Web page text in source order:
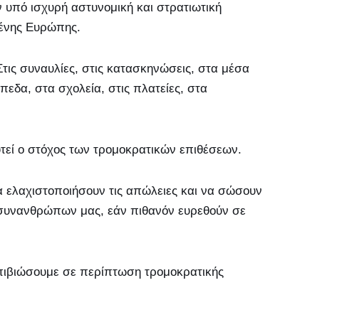
ισχυρή αστυνομική και στρατιωτική
Ευρώπης.
συναυλίες, στις κατασκηνώσεις, στα μέσα
στα σχολεία, στις πλατείες, στα
ο στόχος των τρομοκρατικών επιθέσεων.
τις απώλειες και να σώσουν
μας, εάν πιθανόν ευρεθούν σε
σε περίπτωση τρομοκρατικής